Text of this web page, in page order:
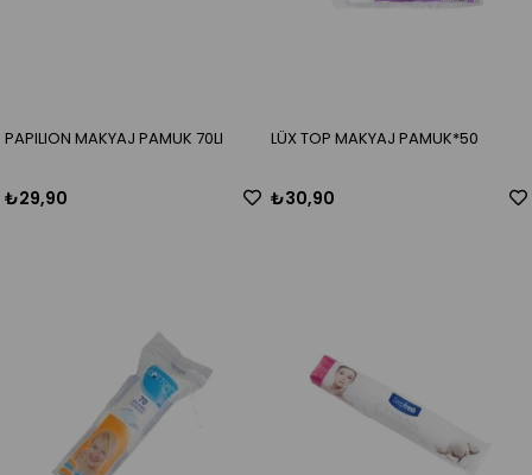
PAPILION MAKYAJ PAMUK 70LI
₺29,90
LÜX TOP MAKYAJ PAMUK*50
₺30,90